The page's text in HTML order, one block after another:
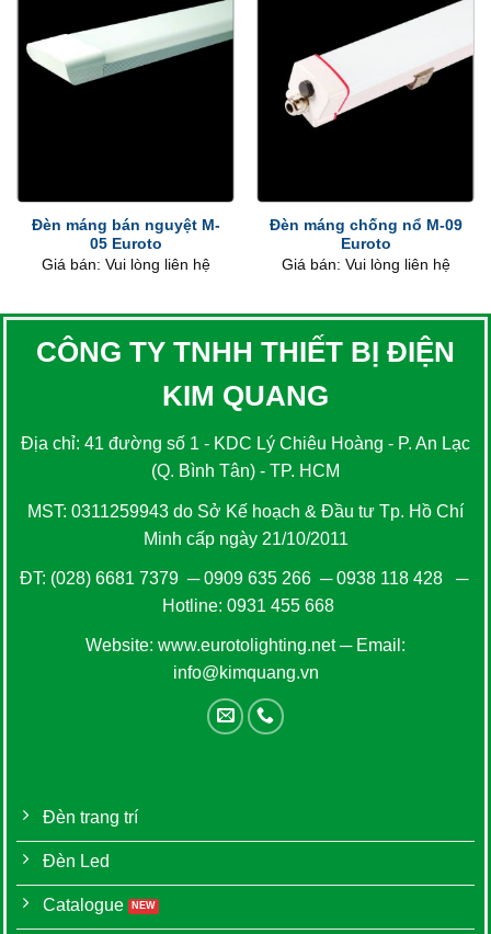
Đèn máng bán nguyệt M-
05 Euroto
Giá bán: Vui lòng liên hệ
Đèn máng chống nổ M-09
Euroto
Giá bán: Vui lòng liên hệ
CÔNG TY TNHH THIẾT BỊ ĐIỆN
KIM QUANG
Địa chỉ: 41 đường số 1 - KDC Lý Chiêu Hoàng - P. An Lạc
(Q. Bình Tân) - TP. HCM
MST: 0311259943 do Sở Kế hoạch & Đầu tư Tp. Hồ Chí
Minh cấp ngày 21/10/2011
ĐT: (028) 6681 7379 ─0909 635 266─0938 118 428─
Hotline: 0931 455 668
Website: www.eurotolighting.net─ Email:
info@kimquang.vn
Đèn trang trí
Đèn Led
Catalogue